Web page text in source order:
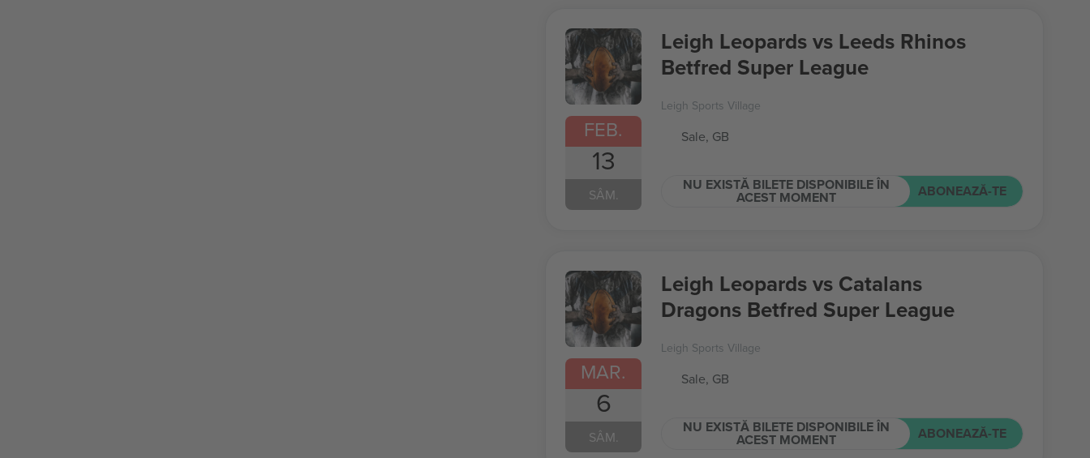
FEB.
13
SÂM.
Leigh Leopards vs Leeds Rhinos
Betfred Super League
Leigh Sports Village
Sale, GB
NU EXISTĂ BILETE DISPONIBILE ÎN
ACEST MOMENT ABONEAZĂ-TE
MAR.
6
SÂM.
Leigh Leopards vs Catalans
Dragons Betfred Super League
Leigh Sports Village
Sale, GB
NU EXISTĂ BILETE DISPONIBILE ÎN
ACEST MOMENT ABONEAZĂ-TE